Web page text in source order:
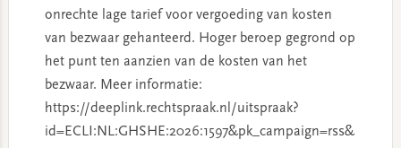
onrechte lage tarief voor vergoeding van kosten
van bezwaar gehanteerd. Hoger beroep gegrond op
het punt ten aanzien van de kosten van het
bezwaar. Meer informatie:
https://deeplink.rechtspraak.nl/uitspraak?
id=ECLI:NL:GHSHE:2026:1597&pk_campaign=rss&